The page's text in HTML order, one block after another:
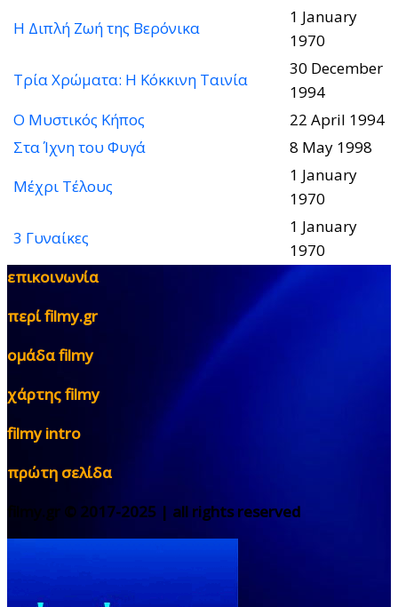
Η Διπλή Ζωή της Βερόνικα
1 January
1970
Τρία Χρώματα: Η Κόκκινη Ταινία
30 December
1994
Ο Μυστικός Κήπος
22 April 1994
Στα Ίχνη του Φυγά
8 May 1998
Μέχρι Τέλους
1 January
1970
3 Γυναίκες
1 January
1970
επικοινωνία
περί filmy.gr
ομάδα filmy
χάρτης filmy
filmy intro
πρώτη σελίδα
filmy.gr © 2017-2025 | all rights reserved